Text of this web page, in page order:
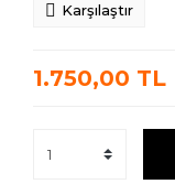
Karşılaştır
1.750,00 TL